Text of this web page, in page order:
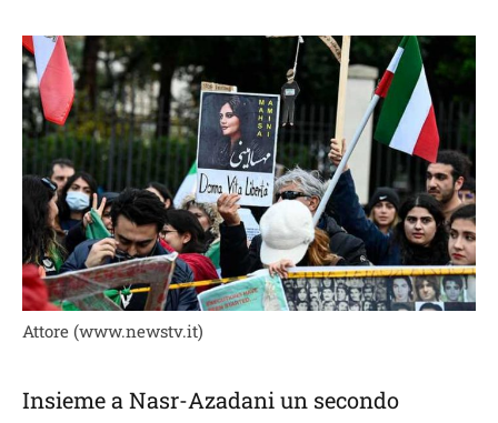
Attore (www.newstv.it)
Insieme a Nasr-Azadani un secondo